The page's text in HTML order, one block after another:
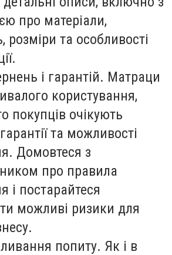
про матеріали,
розміри та особливості
і гарантій. Матраци
користування,
покупців очікують
та можливості
Домовтеся з
про правила
і постарайтеся
можливі ризики для
попиту. Як і в